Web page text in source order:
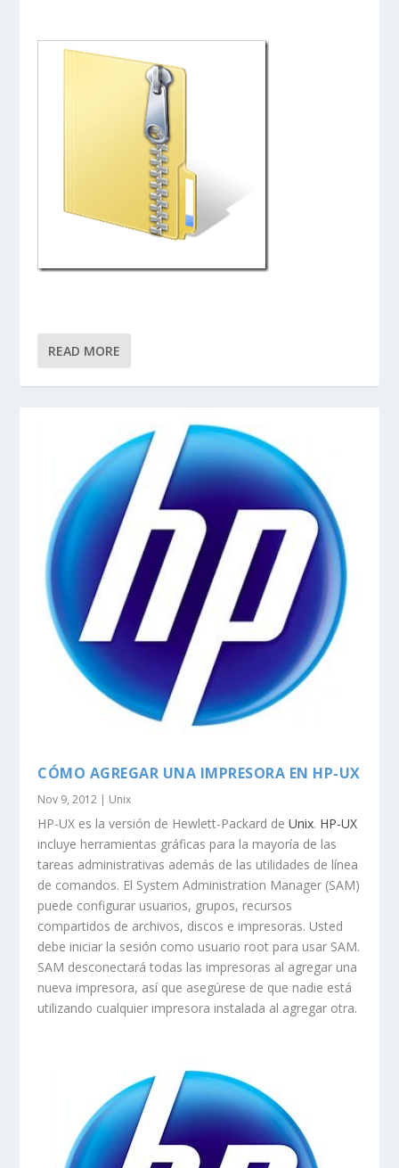
READ MORE
CÓMO AGREGAR UNA IMPRESORA EN HP-UX
Nov 9, 2012 | Unix
HP-UX es la versión de Hewlett-Packard deUnix. HP-UX
incluye herramientas gráficas para la mayoría de las
tareas administrativas además de las utilidades de línea
de comandos. El System Administration Manager (SAM)
puede configurar usuarios, grupos, recursos
compartidos de archivos, discos e impresoras. Usted
debe iniciar la sesión como usuario root para usar SAM.
SAM desconectará todas las impresoras al agregar una
nueva impresora, así que asegúrese de que nadie está
utilizando cualquier impresora instalada al agregar otra.